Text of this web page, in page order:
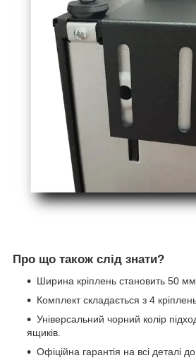
Про що також слід знати?
Ширина кріплень становить 50 мм.
Комплект складається з 4
Універсальний чорний колір
ящиків.
Офіційна гарантія на всі деталі